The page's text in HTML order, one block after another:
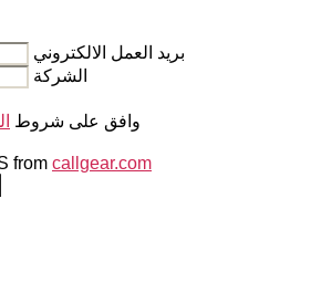
بريد العمل الالكتروني
الشركة
وافق على شروط
from callgear.com